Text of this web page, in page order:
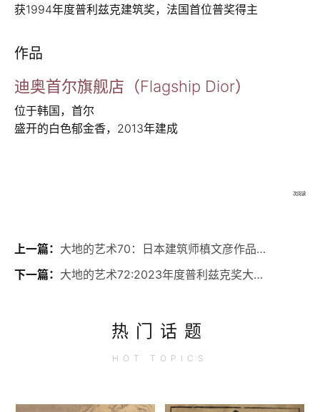
获1994年度普利兹克建筑奖，法国首位普奖得主
作品
迪奥首尔旗舰店（Flagship Dior）
位于韩国，首尔
盛开的白色郁金香，2013年建成
次阅读
上一篇：
大地的艺术70：日本建筑师槙文彦作品代官山集合住宅
下一篇：
大地的艺术72:2023年度普利兹克奖大卫·奇普菲尔德作品良渚文化博物馆
热门话题
HOT TOPICS